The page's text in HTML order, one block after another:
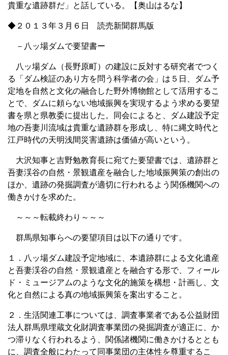
貴重な遺跡群だ」と話している。【奥山はるな】
◆２０１３年３月６日 読売新聞群馬版
－八ッ場ダムで要望書ー
八ッ場ダム（長野原町）の建設に反対する研究者でつく
る「ダム検証のあり方を問う科学者の会」は５日、ダム予
定地を自然と文化の融合した野外博物館として活用するこ
とで、ダムに頼らない地域振興を実現するよう求める要望
書を県と県教委に提出した。同会によると、ダム建設予定
地の吾妻川流域は貴重な遺跡群を形成し、特に縄文時代と
江戸時代の天明浅間災害遺跡は価値が高いという。
大沢知事と吉野勉教育長に宛てた要望書では、遺跡群と
吾妻渓谷の自然・景観遺産を融合した地域振興策の創出の
ほか、遺跡の発掘調査が適切に行われるよう関係機関への
働きかけを求めた。
～～～転載終わり～～～
群馬県知事らへの要望項目は以下の通りです。
１．八ッ場ダム建設予定地域に、本遺跡群による文化遺産
と吾妻渓谷の自然・景観遺産とを融合する形で、フィール
ド・ミュージアムのような文化的施策を構想・計画し、文
化と自然による真の地域振興策を案出すること。
２．生活関連工事については、調査事業者である公益財団
法人群馬県埋蔵文化財調査事業団の発掘調査が適正に、か
つ滞りなく行われるよう、関係諸機関に働きかけるととも
に、調査全般にわたって同事業団の主体性を尊重するこ